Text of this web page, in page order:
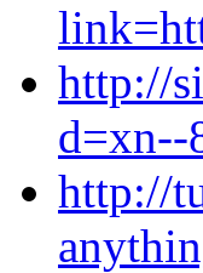
http://
d=xn--
http://